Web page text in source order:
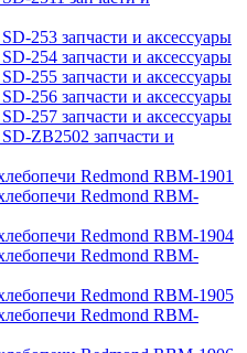
253 запчасти и аксессуары
254 запчасти и аксессуары
255 запчасти и аксессуары
256 запчасти и аксессуары
257 запчасти и аксессуары
ZB2502 запчасти и
Redmond RBM-1901
Redmond RBM-
Redmond RBM-1904
Redmond RBM-
Redmond RBM-1905
Redmond RBM-